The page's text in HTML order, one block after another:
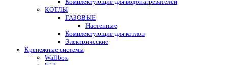
КОТЛЫ
ГАЗОВЫЕ
Настенные
Комплектующие для котлов
Электрические
Крепежные системы
Wallbox